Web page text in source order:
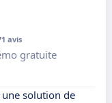
avis
gratuite
une solution de